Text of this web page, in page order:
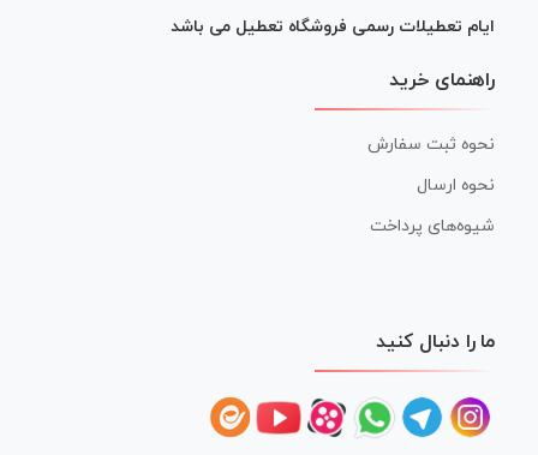
ایام تعطیلات رسمی فروشگاه تعطیل می باشد
راهنمای خرید
نحوه ثبت سفارش
نحوه ارسال
شیوه‌های پرداخت
ما را دنبال کنید